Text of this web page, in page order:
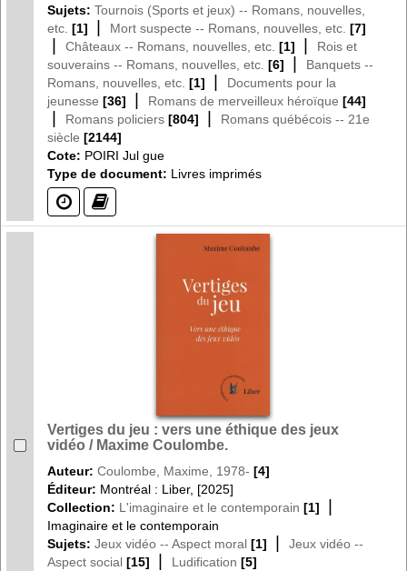
Sujets: Tournois (Sports et jeux) -- Romans, nouvelles,
etc. [1] | Mort suspecte -- Romans, nouvelles, etc. [7]
| Châteaux -- Romans, nouvelles, etc. [1] |
Rois et
souverains -- Romans, nouvelles, etc. [6] |
Banquets --
Romans, nouvelles, etc. [1] |
Documents pour la
jeunesse [36] | Romans de merveilleux héroïque [44]
| Romans policiers [804] |
Romans québécois -- 21e
siècle [2144]
Cote: POIRI Jul gue
Type de document: Livres imprimés
(?) (?)
Vertiges du jeu : vers une éthique des jeux
vidéo / Maxime Coulombe.
Auteur: Coulombe, Maxime, 1978- [4]
Éditeur: Montréal : Liber, [2025]
Collection: L'imaginaire et le contemporain [1] |
Imaginaire et le contemporain
Sujets: Jeux vidéo -- Aspect moral [1] |
Jeux vidéo --
Aspect social [15] | Ludification [5]